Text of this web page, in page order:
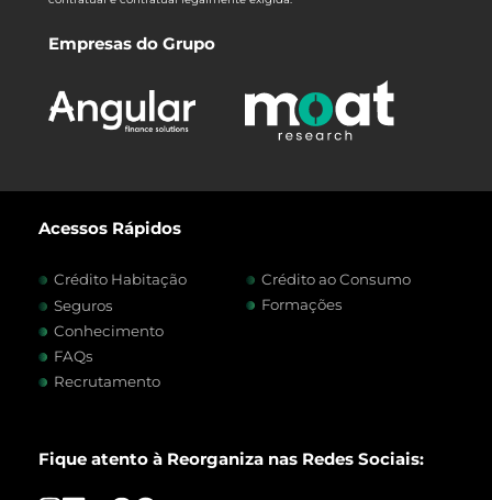
Empresas do Grupo
Acessos Rápidos
Crédito Habitação
Crédito ao Consumo
Seguros
Formações
Conhecimento
FAQs
Recrutamento
Fique atento à Reorganiza nas Redes Sociais: